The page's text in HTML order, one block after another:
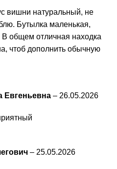
вишни натуральный, не
Бутылка маленькая,
В общем отличная находка
чтоб дополнить обычную
Евгеньевна – 26.05.2026
– 25.05.2026